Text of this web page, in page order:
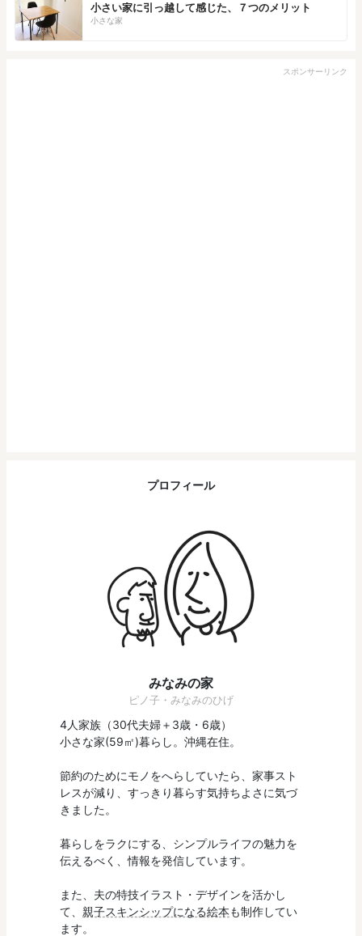
小さい家に引っ越して感じた、７つのメリット
小さな家
スポンサーリンク
プロフィール
みなみの家
ピノ子・みなみのひげ
4人家族（30代夫婦＋3歳・6歳）
小さな家(59㎡)暮らし。沖縄在住。
節約のためにモノをへらしていたら、家事スト
レスが減り、すっきり暮らす気持ちよさに気づ
きました。
暮らしをラクにする、シンプルライフの魅力を
伝えるべく、情報を発信しています。
また、夫の特技イラスト・デザインを活かし
て、 親子スキンシップになる絵本も制作してい
ます。